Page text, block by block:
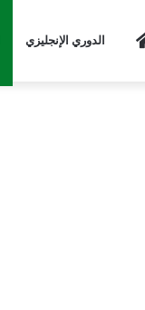
Home الدوري الإنجليزي